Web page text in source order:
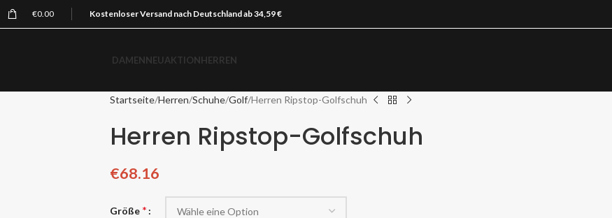
€0.00 Kostenloser Versand nach Deutschland ab 34,59 €
DAMENNEUAKTIONHERREN
Startseite Herren Schuhe Golf Herren Ripstop-Golfschuh
Herren Ripstop-Golfschuh
€68.16
Größe *